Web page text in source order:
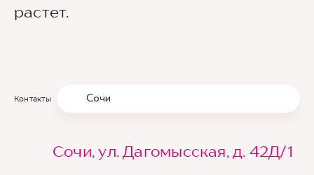
растет.
Контакты Сочи
Сочи, ул. Дагомысская, д. 42Д/1